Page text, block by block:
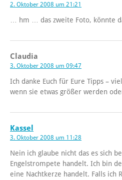
2. Oktober 2008 um 21:21
… hm … das zweite Foto, könnte
Claudia
3. Oktober 2008 um 09:47
Ich danke Euch für Eure Tipps –
wenn sie etwas größer werden
Kassel
3. Oktober 2008 um 11:28
Nein ich glaube nicht das es sich
Engelstrompete handelt. Ich bin
eine Nachtkerze handelt. Falls ich